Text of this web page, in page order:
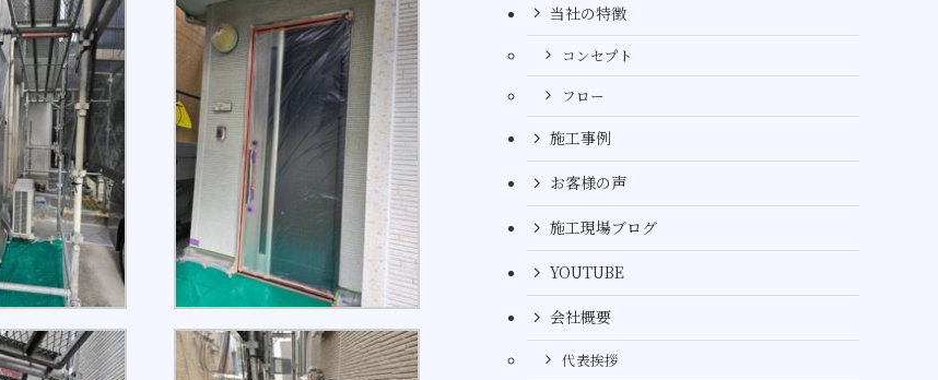
当社の特徴
コンセプト
フロー
施工事例
お客様の声
施工現場ブログ
YOUTUBE
会社概要
代表挨拶